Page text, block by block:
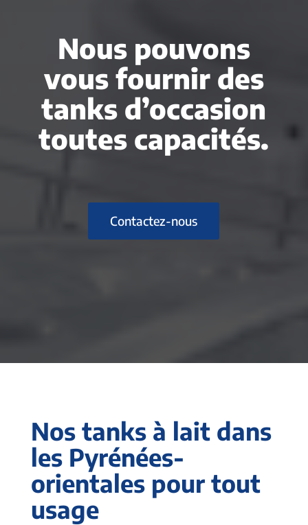
Nous pouvons
vous fournir des
tanks d’occasion
toutes capacités.
Contactez-nous
Nos tanks à lait dans
les Pyrénées-
orientales pour tout
usage